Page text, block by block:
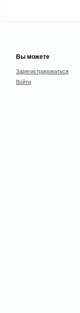
Вы можете
Зарегистрироваться
Войти